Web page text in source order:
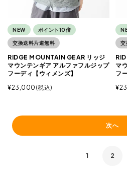
NEW ポイント10倍
交換送料片道無料
RIDGE MOUNTAIN GEAR リッジ
マウンテンギア アルファフルジップ
フーディ【ウィメンズ】
¥23,000 税込
交
マ
フ
¥
次へ
1 2